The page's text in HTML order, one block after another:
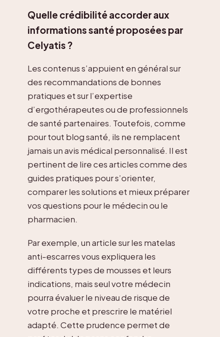
Quelle crédibilité accorder aux
informations santé proposées par
Celyatis ?
Les contenus s’appuient en général sur
des recommandations de bonnes
pratiques et sur l’expertise
d’ergothérapeutes ou de professionnels
de santé partenaires. Toutefois, comme
pour tout blog santé, ils ne remplacent
jamais un avis médical personnalisé. Il est
pertinent de lire ces articles comme des
guides pratiques pour s’orienter,
comparer les solutions et mieux préparer
vos questions pour le médecin ou le
pharmacien.
Par exemple, un article sur les matelas
anti-escarres vous expliquera les
différents types de mousses et leurs
indications, mais seul votre médecin
pourra évaluer le niveau de risque de
votre proche et prescrire le matériel
adapté. Cette prudence permet de